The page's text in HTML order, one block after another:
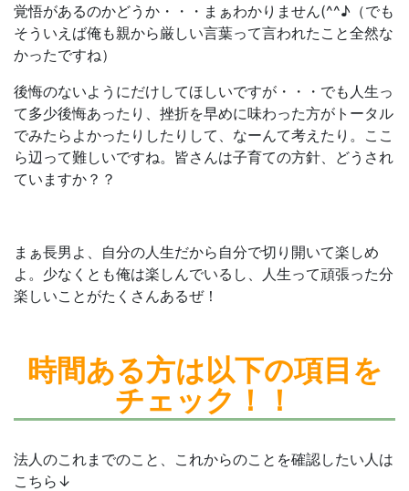
覚悟があるのかどうか・・・まぁわかりません(^^♪（でも
そういえば俺も親から厳しい言葉って言われたこと全然な
かったですね）
後悔のないようにだけしてほしいですが・・・でも人生っ
て多少後悔あったり、挫折を早めに味わった方がトータル
でみたらよかったりしたりして、なーんて考えたり。ここ
ら辺って難しいですね。皆さんは子育ての方針、どうされ
ていますか？？
まぁ長男よ、自分の人生だから自分で切り開いて楽しめ
よ。少なくとも俺は楽しんでいるし、人生って頑張った分
楽しいことがたくさんあるぜ！
時間ある方は以下の項目を
チェック！！
法人のこれまでのこと、これからのことを確認したい人は
こちら↓